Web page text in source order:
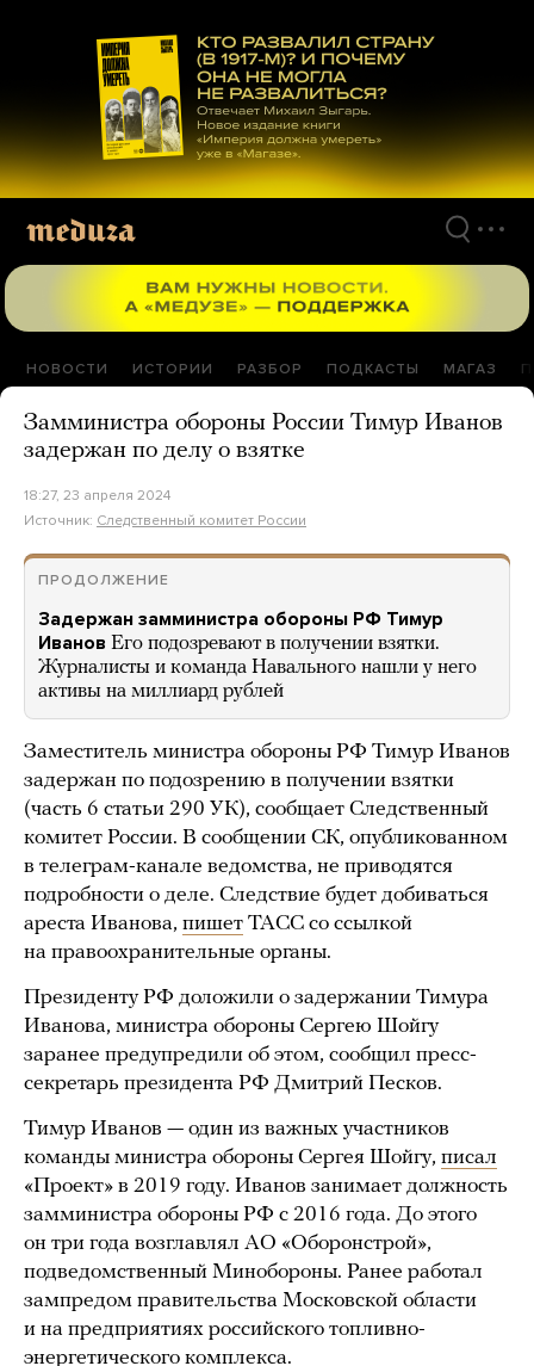
материалам
НОВОСТИ ИСТОРИИ РАЗБОР ПОДКАСТЫ МАГАЗ
Замминистра обороны России Тимур Иванов
задержан по делу о взятке
18:27, 23 апреля 2024
Источник: Следственный комитет России
ПРОДОЛЖЕНИЕ
Задержан замминистра обороны РФ Тимур
Иванов Его подозревают в получении взятки.
Журналисты и команда Навального нашли у него
активы на миллиард рублей
Заместитель министра обороны РФ Тимур Иванов
задержан по подозрению в получении взятки
(часть 6 статьи 290 УК), сообщает Следственный
комитет России. В сообщении СК, опубликованном
в телеграм-канале ведомства, не приводятся
подробности о деле. Следствие будет добиваться
ареста Иванова, пишет ТАСС со ссылкой
на правоохранительные органы.
Президенту РФ доложили о задержании Тимура
Иванова, министра обороны Сергею Шойгу
заранее предупредили об этом, сообщил пресс-
секретарь президента РФ Дмитрий Песков.
Тимур Иванов — один из важных участников
команды министра обороны Сергея Шойгу, писал
«Проект» в 2019 году. Иванов занимает должность
замминистра обороны РФ с 2016 года. До этого
он три года возглавлял АО «Оборонстрой»,
подведомственный Минобороны. Ранее работал
зампредом правительства Московской области
и на предприятиях российского топливно-
энергетического комплекса.